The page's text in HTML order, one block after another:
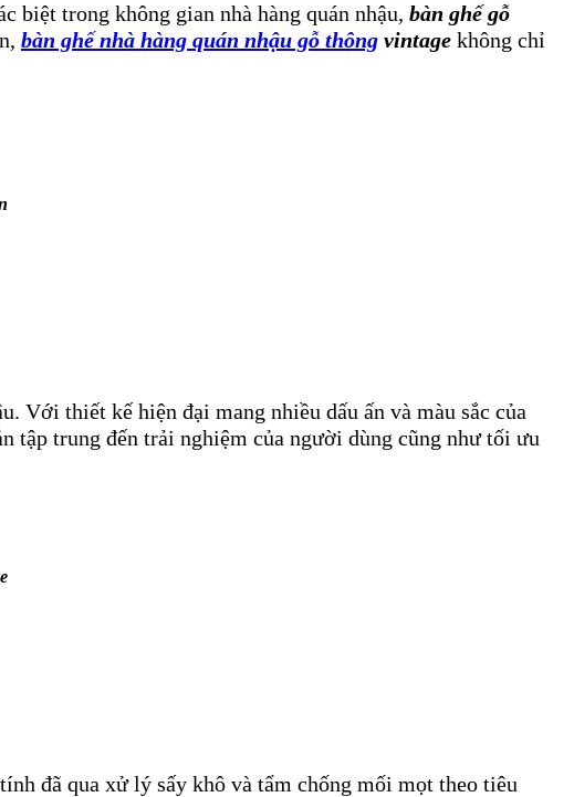
biệt trong không gian nhà hàng quán nhậu, bàn ghế gỗ
bàn ghế nhà hàng quán nhậu gỗ thông vintage không chỉ
Với thiết kế hiện đại mang nhiều dấu ấn và màu sắc của
tập trung đến trải nghiệm của người dùng cũng như tối ưu
đã qua xử lý sấy khô và tẩm chống mối mọt theo tiêu